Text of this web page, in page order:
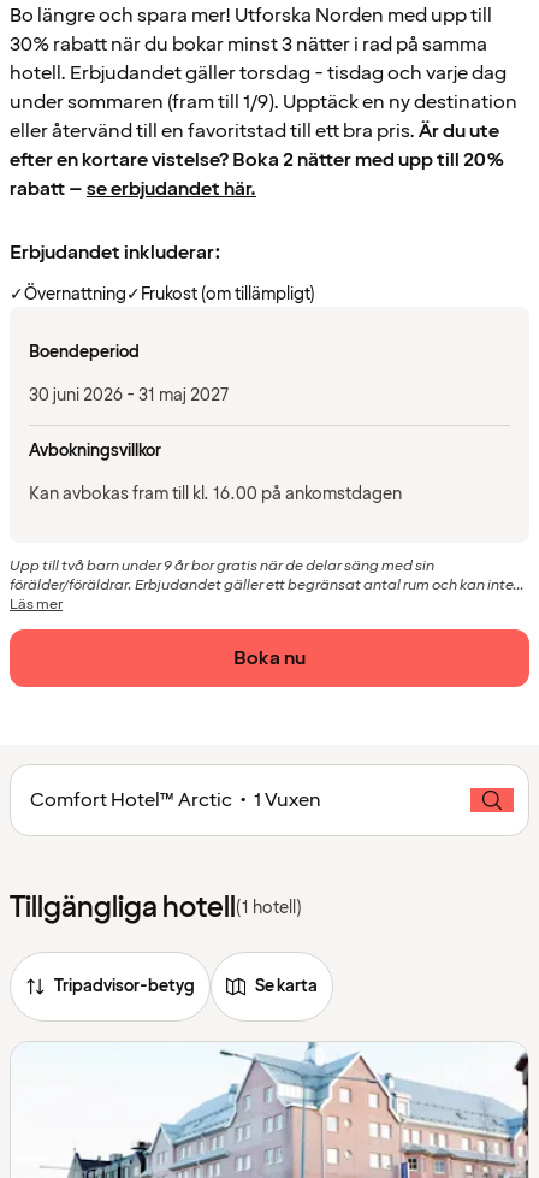
Bo längre och spara mer! Utforska Norden med upp till
30% rabatt när du bokar minst 3 nätter i rad på samma
hotell. Erbjudandet gäller torsdag - tisdag och varje dag
under sommaren (fram till 1/9). Upptäck en ny destination
eller återvänd till en favoritstad till ett bra pris.Är du ute
efter en kortare vistelse? Boka 2 nätter med upp till 20%
rabatt –se erbjudandet här.
Erbjudandet inkluderar:
✓Övernattning✓Frukost (om tillämpligt)
Boendeperiod
30 juni 2026 - 31 maj 2027
Avbokningsvillkor
Kan avbokas fram till kl. 16.00 på ankomstdagen
Upp till två barn under 9 år bor gratis när de delar säng med sin
förälder/föräldrar. Erbjudandet gäller ett begränsat antal rum och kan inte...
Läs mer
Boka nu
Comfort Hotel™ Arctic • 1 Vuxen
Tillgängliga hotell(1 hotell)
Tripadvisor-betyg Se karta